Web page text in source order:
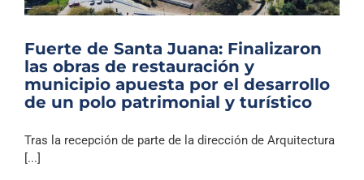
Columnas
Música Clásica
Fuerte de Santa Juana: Finalizaron
las obras de restauración y
municipio apuesta por el desarrollo
de un polo patrimonial y turístico
Tras la recepción de parte de la dirección de Arquitectura
[...]